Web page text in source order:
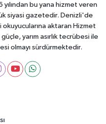
bu yana hizmet veren
siyasi gazetedir. Denizli'de
aktaran Hizmet
yarım asırlık tecrübesi ile
olmayı sürdürmektedir.